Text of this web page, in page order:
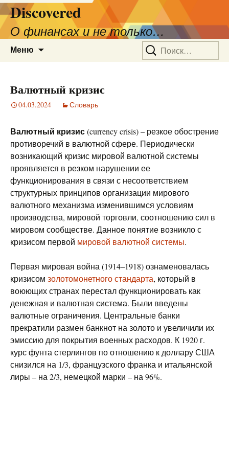
Discovered
О финансах и не только…
Меню Найти:
Валютный кризис
04.03.2024 Словарь
Валютный кризис(currency crisis) – резкое обострение
противоречий в валютной сфере. Периодически
возникающий кризис мировой валютной системы
проявляется в резком нарушении ее
функционирования в связи с несоответствием
структурных принципов организации мирового
валютного механизма изменившимся условиям
производства, мировой торговли, соотношению сил в
мировом сообществе. Данное понятие возникло с
кризисом первой мировой валютной системы.
Первая мировая война (1914–1918) ознаменовалась
кризисом золотомонетного стандарта, который в
воюющих странах перестал функционировать как
денежная и валютная система. Были введены
валютные ограничения. Центральные банки
прекратили размен банкнот на золото и увеличили их
эмиссию для покрытия военных расходов. К 1920 г.
курс фунта стерлингов по отношению к доллару США
снизился на 1/3, французского франка и итальянской
лиры – на 2/3, немецкой марки – на 96%.